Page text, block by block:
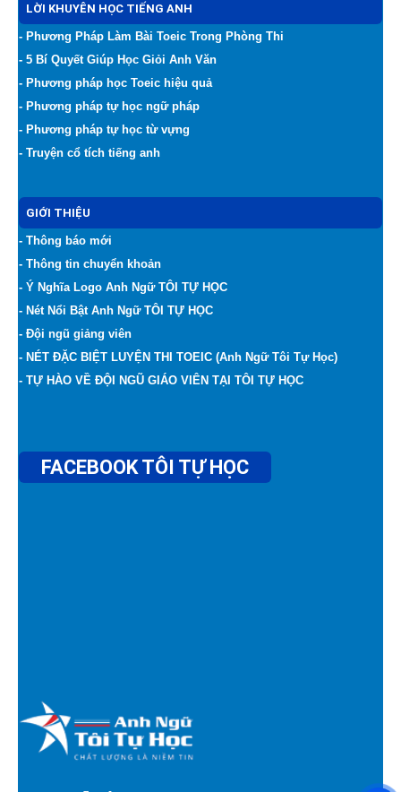
LỜI KHUYÊN HỌC TIẾNG ANH
- Phương Pháp Làm Bài Toeic Trong Phòng Thi
- 5 Bí Quyết Giúp Học Giỏi Anh Văn
- Phương pháp học Toeic hiệu quả
- Phương pháp tự học ngữ pháp
- Phương pháp tự học từ vựng
- Truyện cổ tích tiếng anh
GIỚI THIỆU
- Thông báo mới
- Thông tin chuyển khoản
- Ý Nghĩa Logo Anh Ngữ TÔI TỰ HỌC
- Nét Nổi Bật Anh Ngữ TÔI TỰ HỌC
- Đội ngũ giảng viên
- NÉT ĐẶC BIỆT LUYỆN THI TOEIC (Anh Ngữ Tôi Tự Học)
- TỰ HÀO VỀ ĐỘI NGŨ GIÁO VIÊN TẠI TÔI TỰ HỌC
FACEBOOK TÔI TỰ HỌC